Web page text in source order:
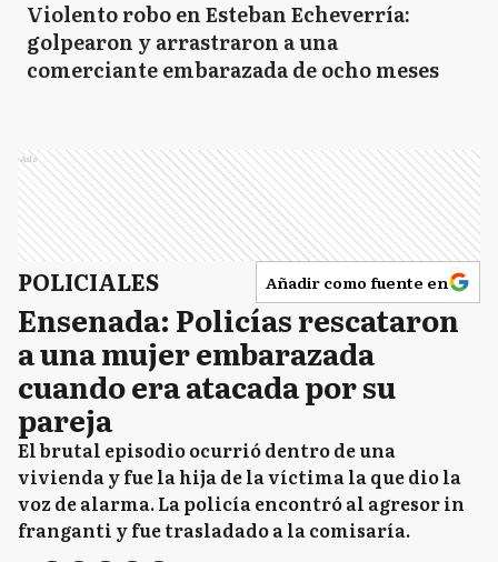
Violento robo en Esteban Echeverría:
golpearon y arrastraron a una
comerciante embarazada de ocho meses
Ads
POLICIALES Añadir como fuente en
Ensenada: Policías rescataron
a una mujer embarazada
cuando era atacada por su
pareja
El brutal episodio ocurrió dentro de una
vivienda y fue la hija de la víctima la que dio la
voz de alarma. La policía encontró al agresor in
franganti y fue trasladado a la comisaría.